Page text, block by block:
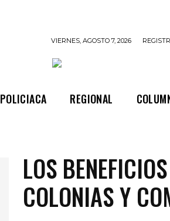
VIERNES, AGOSTO 7, 2026
POLICIACA REGIONAL
LOS
COLONIAS Y